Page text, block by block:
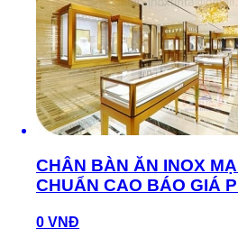
CHÂN BÀN ĂN INOX
CHUẨN CAO BÁO GIÁ
0 VNĐ